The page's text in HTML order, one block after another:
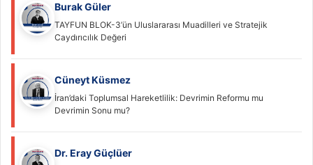
Burak Güler
TAYFUN BLOK-3’ün Uluslararası Muadilleri ve Stratejik
Caydırıcılık Değeri
Cüneyt Küsmez
İran’daki Toplumsal Hareketlilik: Devrimin Reformu mu
Devrimin Sonu mu?
Dr. Eray Güçlüer